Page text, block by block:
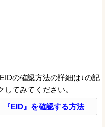
の確認方法の詳細は↓の記
てみてください。
『EID』を確認する方法